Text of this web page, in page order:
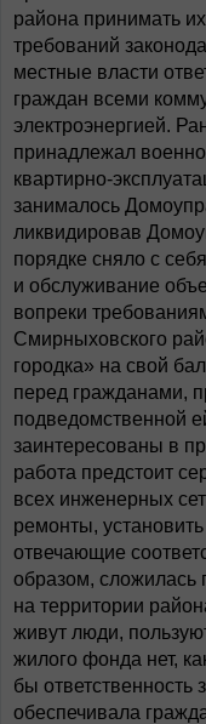
района принимать
требований
местные власти
граждан всеми
электроэнергией.
принадлежал
квартирно-
занималось
ликвидировав
порядке сняло с
и обслуживание
вопреки
Смирныховского
городка» на свой
перед гражданами,
подведомственной
заинтересованы в
работа предстоит
всех инженерных
ремонты,
отвечающие
образом, сложилась
на территории
живут люди,
жилого фонда нет,
бы ответственность
обеспечивала